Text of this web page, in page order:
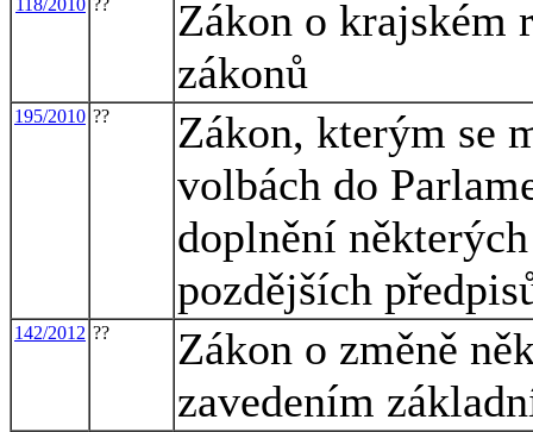
Zákon o krajském
zákonů
195/2010 ??
Zákon, kterým se
volbách do
doplnění
pozdějších
142/2012 ??
Zákon o změně
zavedením